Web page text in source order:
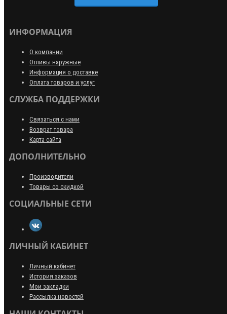
ИНФОРМАЦИЯ
О компании
Отливы наружные
Информация о доставке
Оплата товаров и услуг
СЛУЖБА ПОДДЕРЖКИ
Связаться с нами
Возврат товара
Карта сайта
ДОПОЛНИТЕЛЬНО
Производители
Товары со скидкой
СОЦИАЛЬНЫЕ СЕТИ
ЛИЧНЫЙ КАБИНЕТ
Личный кабинет
История заказов
Мои закладки
Рассылка новостей